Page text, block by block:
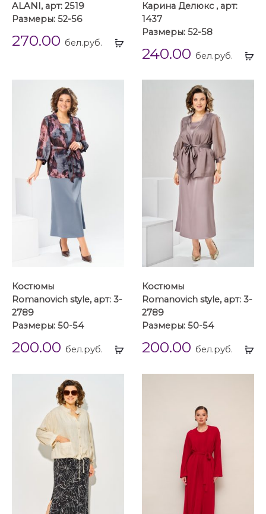
Выбрать
ALANI, арт: 2519
Размеры: 52-56
270.00 бел.руб.
Карина Делюкс , арт:
1437
Размеры: 52-58
240.00 бел.руб.
Выбрать
Костюмы
Romanovich style, арт: 3-
2789
Размеры: 50-54
200.00 бел.руб.
Костюмы
Romanovich style, арт: 3-
2789
Размеры: 50-54
200.00 бел.руб.